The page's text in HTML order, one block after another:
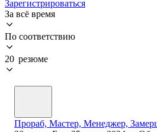
Зарегистрироваться
За всё время
По соответствию
20 резюме
Прораб, Мастер, Менеджер,